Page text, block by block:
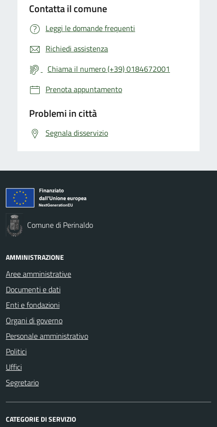
Contatta il comune
Leggi le domande frequenti
Richiedi assistenza
Chiama il numero (+39) 0184672001
Prenota appuntamento
Problemi in città
Segnala disservizio
Comune di Perinaldo
AMMINISTRAZIONE
Aree amministrative
Documenti e dati
Enti e fondazioni
Organi di governo
Personale amministrativo
Politici
Uffici
Segretario
CATEGORIE DI SERVIZIO